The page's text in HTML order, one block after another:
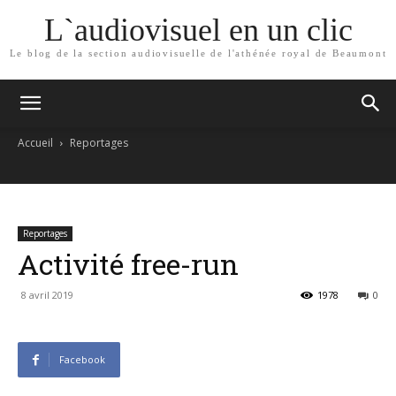
L`audiovisuel en un clic
Le blog de la section audiovisuelle de l'athénée royal de Beaumont
Accueil Reportages
Reportages
Activité free-run
8 avril 2019 0
1978
Facebook